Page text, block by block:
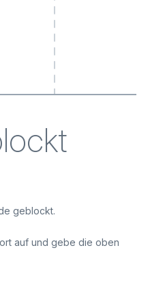
geblockt.
auf und gebe die oben